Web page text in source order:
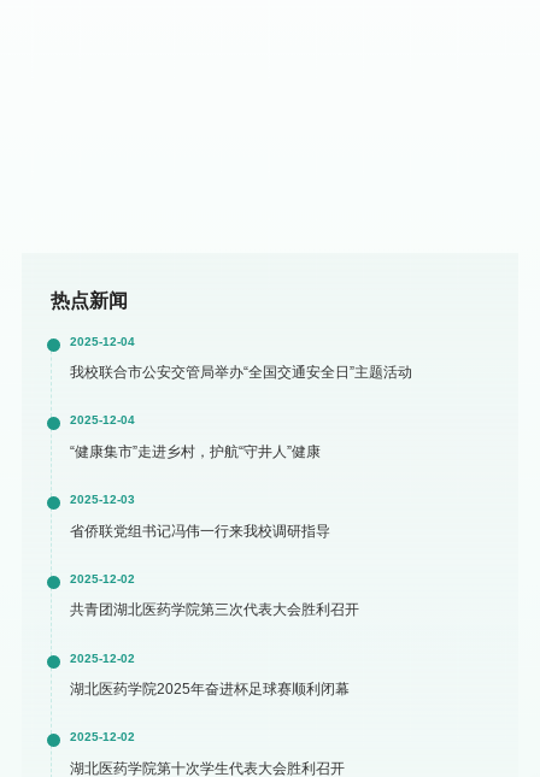
热点新闻
2025-12-04
我校联合市公安交管局举办“全国交通安全日”主题活动
2025-12-04
“健康集市”走进乡村，护航“守井人”健康
2025-12-03
省侨联党组书记冯伟一行来我校调研指导
2025-12-02
共青团湖北医药学院第三次代表大会胜利召开
2025-12-02
湖北医药学院2025年奋进杯足球赛顺利闭幕
2025-12-02
湖北医药学院第十次学生代表大会胜利召开